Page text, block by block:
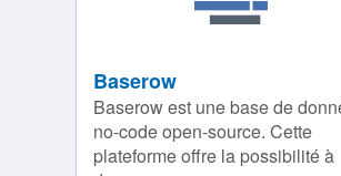
Baserow
Baserow est une base de
no-code open-source. Cette
plateforme offre la possibilité à